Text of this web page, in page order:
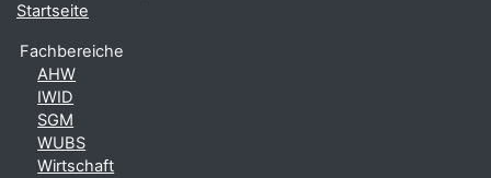
Startseite
Fachbereiche
AHW
IWID
SGM
WUBS
Wirtschaft